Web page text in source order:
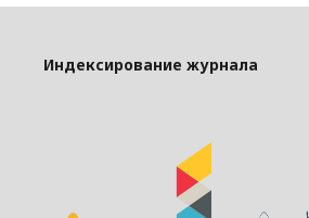
Индексирование журнала